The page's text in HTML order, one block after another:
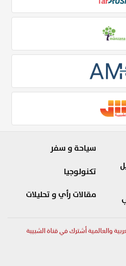
سياحة و سفر
تكنولوجيا
مقالات رأي و تحليلات
والعالمية أشترك في قناة الشبيبة